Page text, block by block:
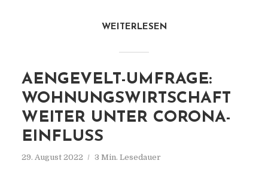
WEITERLESEN
AENGEVELT-UMFRAGE:
WOHNUNGSWIRTSCHAFT
WEITER UNTER CORONA-
EINFLUSS
29. August 2022 3 Min. Lesedauer